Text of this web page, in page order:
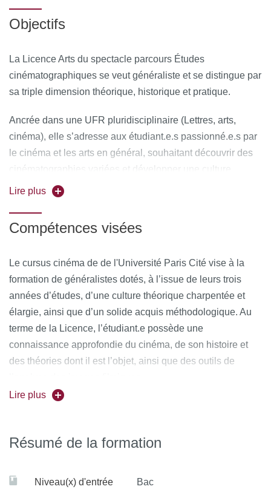
Cette filière sélective recrute sur toute la France. Elle est
chercheurs/-euses aux profils variés et offre aux
étudiant.e.s la possibilité de nouer des contacts avec le
monde professionnel, en particulier en L3.
Objectifs
La Licence Arts du spectacle parcours Études
cinématographiques se veut généraliste et se distingue par
sa triple dimension théorique, historique et pratique.
Ancrée dans une UFR pluridisciplinaire (Lettres, arts,
cinéma), elle s’adresse aux étudiant.e.s passionné.e.s par
le cinéma et les arts en général, souhaitant découvrir des
cinématographies variées et développer une culture
critique solide et rigoureuse.
Lire plus
Compétences visées
Le cursus cinéma de de l'Université Paris Cité vise à la
formation de généralistes dotés, à l’issue de leurs trois
années d’études, d’une culture théorique charpentée et
élargie, ainsi que d’un solide acquis méthodologique. Au
terme de la Licence, l’étudiant.e possède une
connaissance approfondie du cinéma, de son histoire et
des théories dont il est l’objet, ainsi que des outils de
BTS, formant directement aux métiers artistiques et
pratiques. En fin de formation, l'étudiant.e dispose d’un
Lire plus
Résumé de la formation
Niveau(x) d'entrée Bac